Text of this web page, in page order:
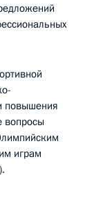
повышения
вопросы
играм